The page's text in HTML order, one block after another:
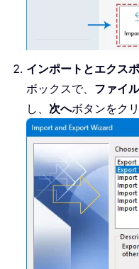
インポートとエクス
ボックスで、 ファイ
し、 次へボタンをク